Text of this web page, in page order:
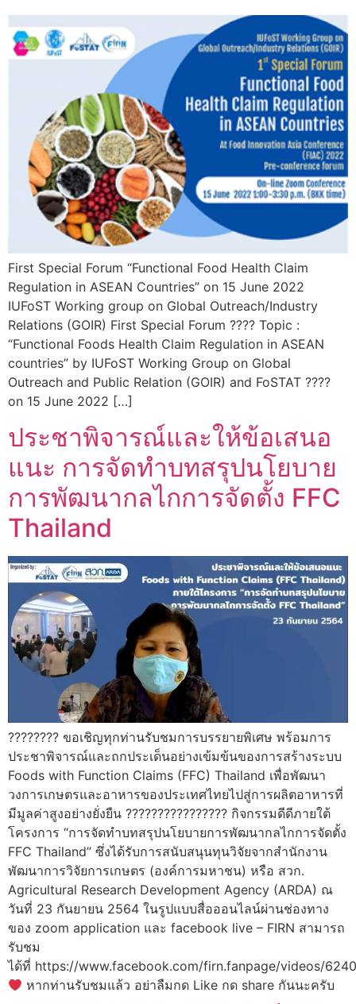
First Special Forum “Functional Food Health Claim
Regulation in ASEAN Countries” on 15 June 2022
IUFoST Working group on Global Outreach/Industry
Relations (GOIR) First Special Forum ???? Topic :
“Functional Foods Health Claim Regulation in ASEAN
countries” by IUFoST Working Group on Global
Outreach and Public Relation (GOIR) and FoSTAT ????
on 15 June 2022 […]
ประชาพิจารณ์และให้ข้อเสนอ
แนะ การจัดทำบทสรุปนโยบาย
การพัฒนากลไกการจัดตั้ง FFC
Thailand
???????? ขอเชิญทุกท่านรับชมการบรรยายพิเศษ พร้อมการ
ประชาพิจารณ์และถกประเด็นอย่างเข้มข้นของการสร้างระบบ
Foods with Function Claims (FFC) Thailand เพื่อพัฒนา
วงการเกษตรและอาหารของประเทศไทยไปสู่การผลิตอาหารที่
มีมูลค่าสูงอย่างยั่งยืน ???????????????? กิจกรรมดีดีภายใต้
โครงการ “การจัดทำบทสรุปนโยบายการพัฒนากลไกการจัดตั้ง
FFC Thailand” ซึ่งได้รับการสนับสนุนทุนวิจัยจากสำนักงาน
พัฒนาการวิจัยการเกษตร (องค์การมหาชน) หรือ สวก.
Agricultural Research Development Agency (ARDA) ณ
วันที่ 23 กันยายน 2564 ในรูปแบบสื่อออนไลน์ผ่านช่องทาง
ของ zoom application และ facebook live – FIRN สามารถ
รับชม
ได้ที่ https://www.facebook.com/firn.fanpage/videos/
หากท่านรับชมแล้ว อย่าลืมกด Like กด share กันนะครับ